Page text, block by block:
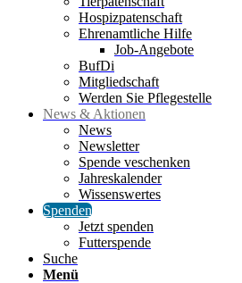
Hospizpatenschaft
Ehrenamtliche Hilfe
Job-Angebote
BufDi
Mitgliedschaft
Werden Sie Pflegestelle
News & Aktionen
News
Newsletter
Spende veschenken
Jahreskalender
Wissenswertes
Spenden
Jetzt spenden
Futterspende
Suche
Menü